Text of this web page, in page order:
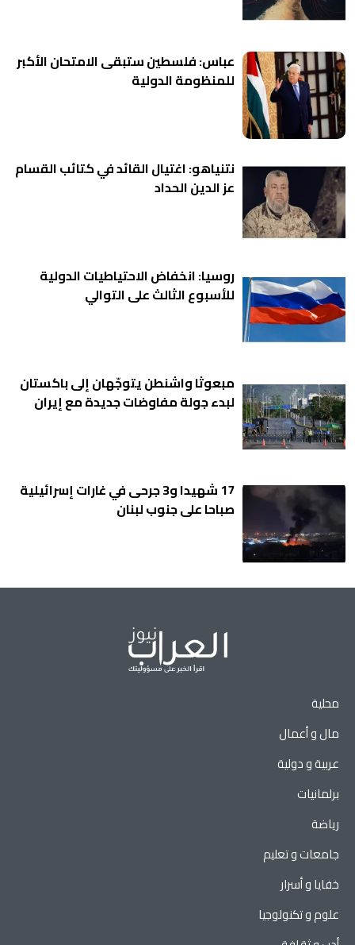
عباس: فلسطين ستبقى الامتحان الأكبر
للمنظومة الدولية
نتنياهو: اغتيال القائد في كتائب القسام
عز الدين الحداد
روسيا: انخفاض الاحتياطيات الدولية
للأسبوع الثالث على التوالي
مبعوثا واشنطن يتوجّهان إلى باكستان
لبدء جولة مفاوضات جديدة مع إيران
17 شهيدا و3 جرحى في غارات إسرائيلية
صباحا على جنوب لبنان
محلية
مال و أعمال
عربية و دولية
برلمانيات
رياضة
جامعات و تعليم
خفايا و أسرار
علوم و تكنولوجيا